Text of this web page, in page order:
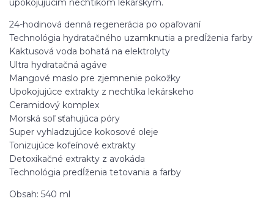
upokojujúcim nechtíkom lekárskym.
24-hodinová denná regenerácia po opaľovaní
Technológia hydratačného uzamknutia a predĺženia farby
Kaktusová voda bohatá na elektrolyty
Ultra hydratačná agáve
Mangové maslo pre zjemnenie pokožky
Upokojujúce extrakty z nechtíka lekárskeho
Ceramidový komplex
Morská soľ sťahujúca póry
Super vyhladzujúce kokosové oleje
Tonizujúce kofeínové extrakty
Detoxikačné extrakty z avokáda
Technológia predĺženia tetovania a farby
Obsah: 540 ml